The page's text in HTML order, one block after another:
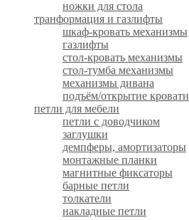
ножки для стола
транформация и газлифты
шкаф-кровать механизмы
газлифты
стол-кровать механизмы
стол-тумба механизмы
механизмы дивана
подъём/открытие кровати
петли для мебели
петли с доводчиком
заглушки
демпферы, амортизаторы
монтажные планки
магнитные фиксаторы
барные петли
толкатели
накладные петли